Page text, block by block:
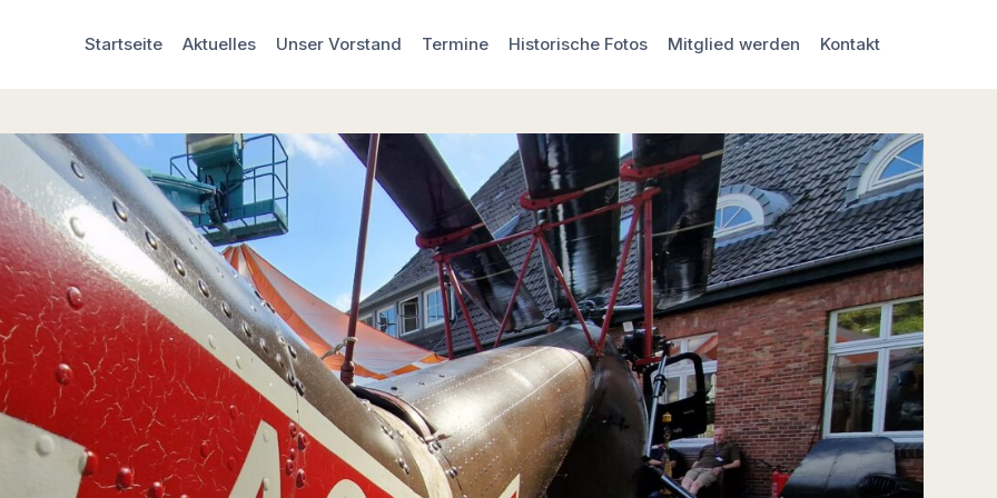
Startseite Aktuelles Unser Vorstand Termine Historische Fotos Mitglied werden Kontakt